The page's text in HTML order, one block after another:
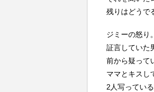
残りはどうで
ジミーの怒り。
証言していた
前から疑って
ママとキスし
2人写ってい